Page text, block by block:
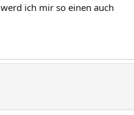
ich mir so einen auch